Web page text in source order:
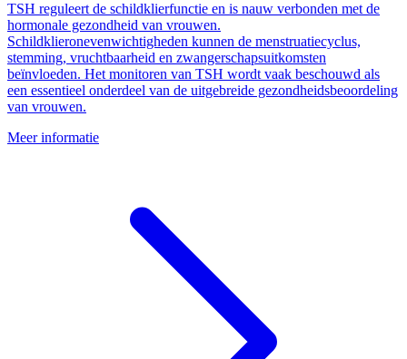
TSH reguleert de schildklierfunctie en is nauw verbonden met de
hormonale gezondheid van vrouwen.
Schildklieronevenwichtigheden kunnen de menstruatiecyclus,
stemming, vruchtbaarheid en zwangerschapsuitkomsten
beïnvloeden. Het monitoren van TSH wordt vaak beschouwd als
een essentieel onderdeel van de uitgebreide gezondheidsbeoordeling
van vrouwen.
Meer informatie